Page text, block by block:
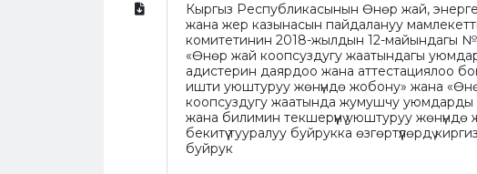
Кыргыз Республикасынын Өнөр жай,
жана жер казынасын пайдалануу
комитетинин 2018-жылдын 12-майындагы №
«Өнөр жай коопсуздугу жаатындагы
адистерин даярдоо жана аттестациялоо
ишти уюштуруу жөнүндө жобону» жана
коопсуздугу жаатында жумушчу уюмдарды
жана билимин текшерүүнү уюштуруу жөнүндө
бекитүү тууралуу буйрукка өзгөртүүлөрдү
буйрук